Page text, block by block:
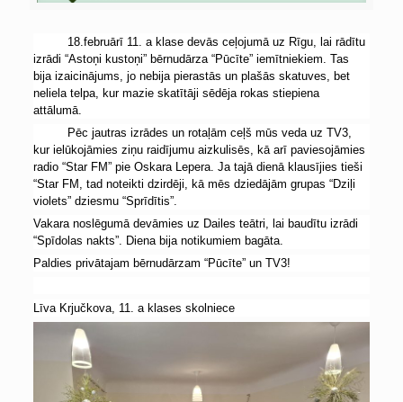
18.februārī 11. a klase devās ceļojumā uz Rīgu, lai rādītu
izrādi “Astoņi kustoņi” bērnudārza “Pūcīte” iemītniekiem. Tas
bija izaicinājums, jo nebija pierastās un plašās skatuves, bet
neliela telpa, kur mazie skatītāji sēdēja rokas stiepiena
attālumā.
Pēc jautras izrādes un rotaļām ceļš mūs veda uz TV3,
kur ielūkojāmies ziņu raidījumu aizkulisēs, kā arī paviesojāmies
radio “Star FM” pie Oskara Lepera. Ja tajā dienā klausījies tieši
“Star FM, tad noteikti dzirdēji, kā mēs dziedājām grupas “Dziļi
violets” dziesmu “Sprīdītis”.
Vakara noslēgumā devāmies uz Dailes teātri, lai baudītu izrādi
“Spīdolas nakts”. Diena bija notikumiem bagāta.
Paldies privātajam bērnudārzam “Pūcīte” un TV3!
Līva Krjučkova, 11. a klases skolniece